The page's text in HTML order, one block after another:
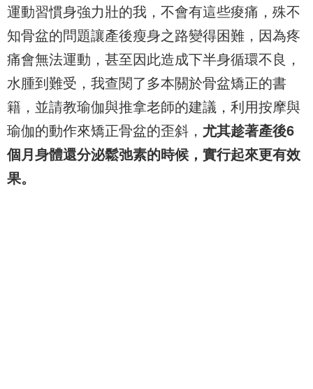
運動習慣身強力壯的我，不會有這些痠痛，殊不
知骨盆的問題讓產後瘦身之路變得困難，因為疼
痛會無法運動，甚至因此造成下半身循環不良，
水腫到難受，我查閱了多本關於骨盆矯正的書
籍，並請教瑜伽與推拿老師的建議，利用按摩與
瑜伽的動作來矯正骨盆的歪斜， 尤其趁著產後6
個月身體還分泌鬆弛素的時候，實行起來更有效
果。